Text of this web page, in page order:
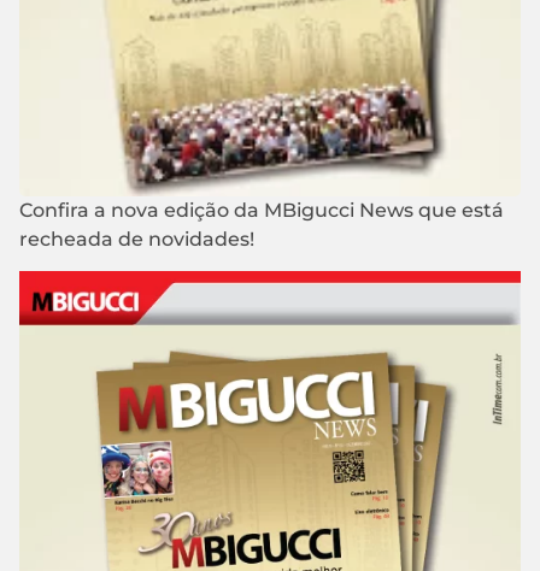
Confira a nova edição da MBigucci News que está
recheada de novidades!